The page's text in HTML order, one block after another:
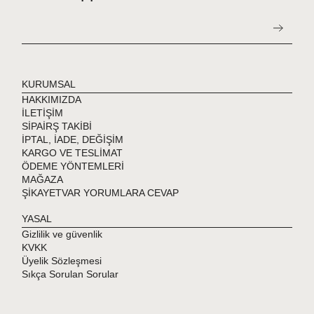
yerlere 2-4 iş gününde teslim edilir.
KURUMSAL
HAKKIMIZDA
İLETİŞİM
SİPAİRŞ TAKİBİ
İPTAL, İADE, DEĞİŞİM
KARGO VE TESLİMAT
ÖDEME YÖNTEMLERİ
MAĞAZA
ŞİKAYETVAR YORUMLARA CEVAP
YASAL
Gizlilik ve güvenlik
KVKK
Üyelik Sözleşmesi
Sıkça Sorulan Sorular